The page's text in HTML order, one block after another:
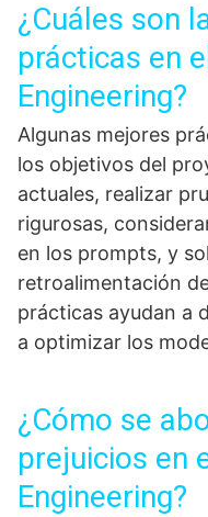
¿Cuáles son
prácticas en
Engineering?
Algunas mejores
los objetivos del
actuales, realizar
rigurosas,
en los prompts, y
retroalimentación
prácticas ayudan a
a optimizar los
¿Cómo se
prejuicios en
Engineering?